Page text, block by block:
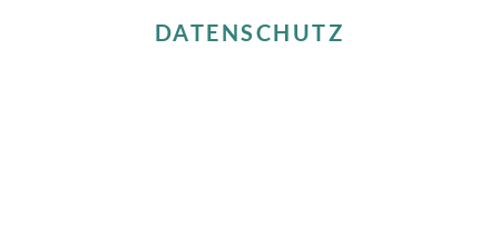
DATENSCHUTZ